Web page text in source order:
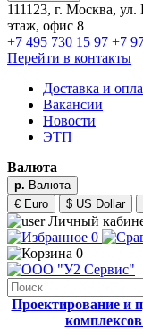
111123, г. Москва,
этаж, офис 8
+7 495 730 15 97 +7
Перейти в контакты
Доставка и
Вакансии
Новости
ЭТП
Валюта
р. Валюта
€ Euro
$ US Dollar
Личный
0
0
Проектирование и
комплексов